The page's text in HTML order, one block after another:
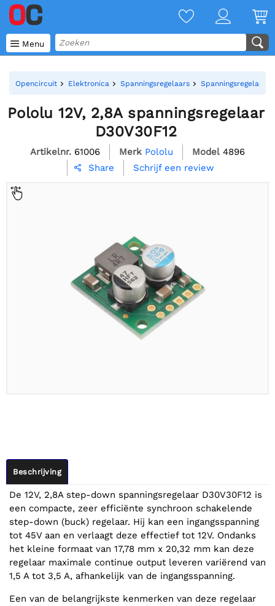
 Menu
Opencircuit Elektronica Spanningsregelaars Spanningsregelaar
Pololu 12V, 2,8A spanningsregelaar
D30V30F12
Artikelnr. 61006 Merk Pololu Model 4896
 Share Schrijf een review
Beschrijving
De 12V, 2,8A step-down spanningsregelaar D30V30F12 is
een compacte, zeer efficiënte synchroon schakelende
step-down (buck) regelaar. Hij kan een ingangsspanning
tot 45V aan en verlaagt deze effectief tot 12V. Ondanks
het kleine formaat van 17,78 mm x 20,32 mm kan deze
regelaar maximale continue output leveren variërend van
1,5 A tot 3,5 A, afhankelijk van de ingangsspanning.
Een van de belangrijkste kenmerken van deze regelaar